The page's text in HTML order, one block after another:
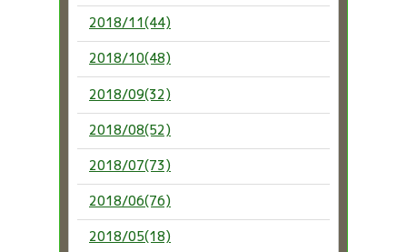
2018/11(44)
2018/10(48)
2018/09(32)
2018/08(52)
2018/07(73)
2018/06(76)
2018/05(18)